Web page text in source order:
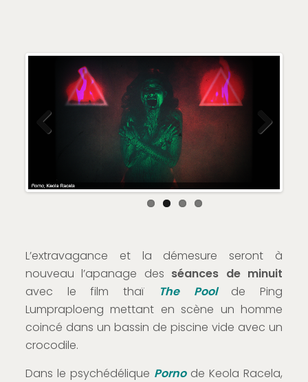
L’extravagance et la démesure seront à
nouveau l’apanage des séances de minuit
avec le film thaï
The Pool
de Ping
Lumpraploeng mettant en scène un homme
coincé dans un bassin de piscine vide avec un
crocodile.
Dans le psychédélique Pornode Keola Racela,